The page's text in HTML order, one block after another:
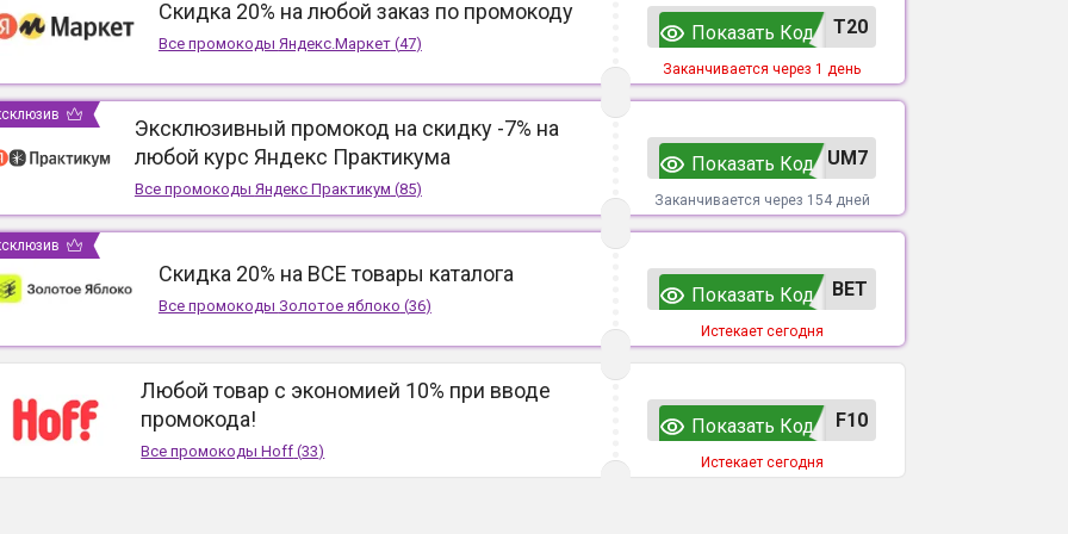
Скидка 20% на любой заказ по промокоду
Все промокоды Яндекс.Маркет(47)
T20
Показать Код
Заканчивается через 1 день
Эксклюзивный промокод на скидку -7% на
любой курс Яндекс Практикума
Все промокоды Яндекс Практикум (85)
UM7
Показать Код
Заканчивается через 154 дней
Скидка 20% на ВСЕ товары каталога
Все промокоды Золотое яблоко (36)
ВЕТ
Показать Код
Истекает сегодня
Любой товар с экономией 10% при вводе
промокода!
Все промокодыHoff (33)
F10
Показать Код
Истекает сегодня